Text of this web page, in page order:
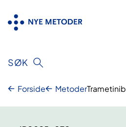
innhold
SØK
Forside MetoderTrametinib